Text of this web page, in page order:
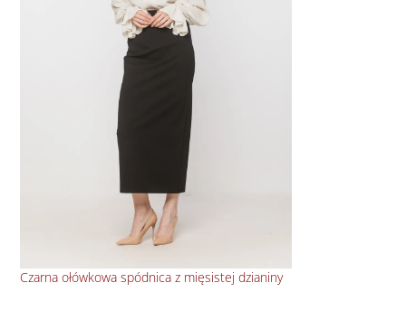
Czarna ołówkowa spódnica z mięsistej dzianiny